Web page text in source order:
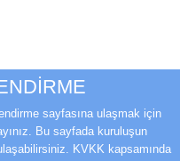
sayfasına ulaşmak için
Bu sayfada kuruluşun
KVKK kapsamında